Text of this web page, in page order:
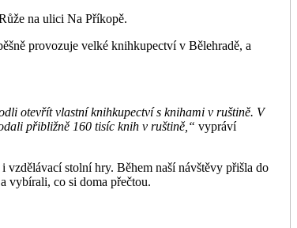
na ulici Na Příkopě.
provozuje velké knihkupectví v Bělehradě, a
otevřít vlastní knihkupectví s knihami v ruštině. V
přibližně 160 tisíc knih v ruštině,“ vypráví
stolní hry. Během naší návštěvy přišla do
vybírali, co si doma přečtou.